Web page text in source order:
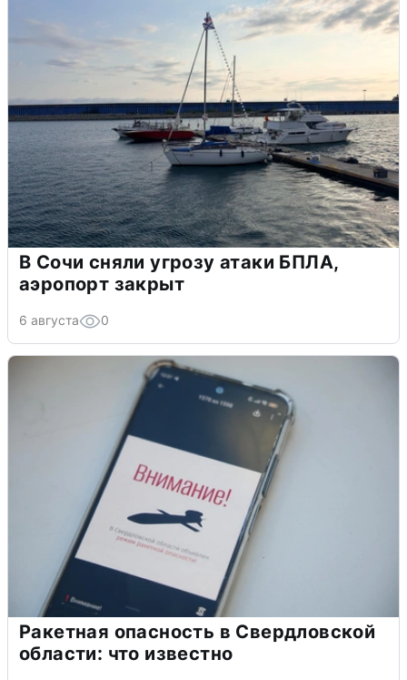
В Сочи сняли угрозу атаки БПЛА,
аэропорт закрыт
6 августа 0
Ракетная опасность в Свердловской
области: что известно